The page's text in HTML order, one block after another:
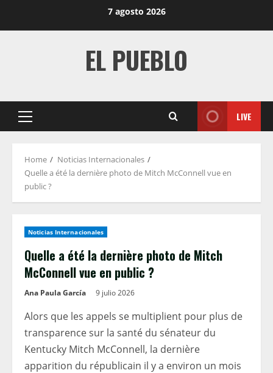
7 agosto 2026
EL PUEBLO
Primary
LIVE
Home
Noticias Internacionales
Quelle a été la dernière photo de Mitch McConnell vue en
public ?
Noticias Internacionales
Quelle a été la dernière photo de Mitch
McConnell vue en public ?
Ana Paula García 9 julio 2026
Alors que les appels se multiplient pour plus de
transparence sur la santé du sénateur du
Kentucky Mitch McConnell, la dernière
apparition du républicain il y a environ un mois